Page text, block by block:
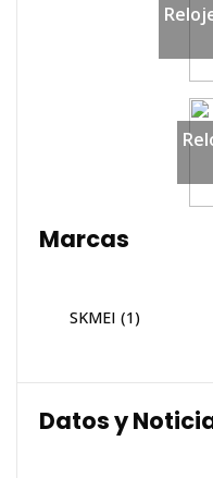
Marcas
SKMEI (1)
Datos y